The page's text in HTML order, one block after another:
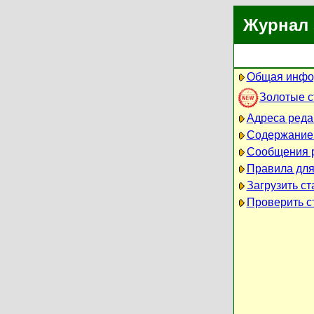
Журнал
Общая
Золотые
Адреса
Сообщения
Правила
Загрузить
Проверить